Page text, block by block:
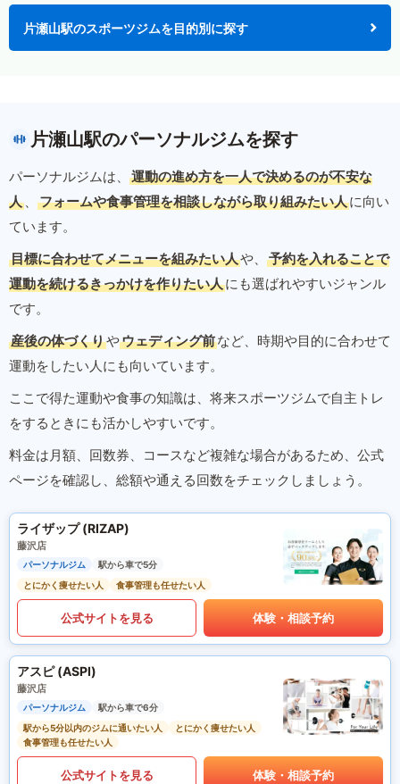
片瀬山駅のスポーツジムを目的別に探す
片瀬山駅のパーソナルジムを探す
パーソナルジムは、
運動の進め方を一人で決めるのが不安な
人 、 フォームや食事管理を相談しながら取り組みたい人に向い
ています。
目標に合わせてメニューを組みたい人や、
予約を入れることで
運動を続けるきっかけを作りたい人にも選ばれやすいジャンル
です。
産後の体づくりやウェディング前など、時期や目的に合わせて
運動をしたい人にも向いています。
ここで得た運動や食事の知識は、将来スポーツジムで自主トレ
をするときにも活かしやすいです。
料金は月額、回数券、コースなど複雑な場合があるため、公式
ページを確認し、総額や通える回数をチェックしましょう。
ライザップ (RIZAP)
藤沢店
パーソナルジム
駅から車で5分
とにかく痩せたい人
食事管理も任せたい人
公式サイトを見る 体験・相談予約
アスピ (ASPI)
藤沢店
パーソナルジム
駅から車で6分
駅から5分以内のジムに通いたい人
とにかく痩せたい人
食事管理も任せたい人
公式サイトを見る 体験・相談予約